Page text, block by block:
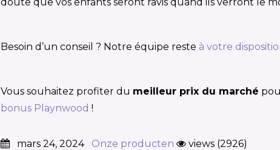
Besoin d’un conseil ? Notre équipe reste à votre
Vous souhaitez profiter du meilleur prix du marché
bonus Playnwood !
mars 24, 2024 Onze producten views (2926)